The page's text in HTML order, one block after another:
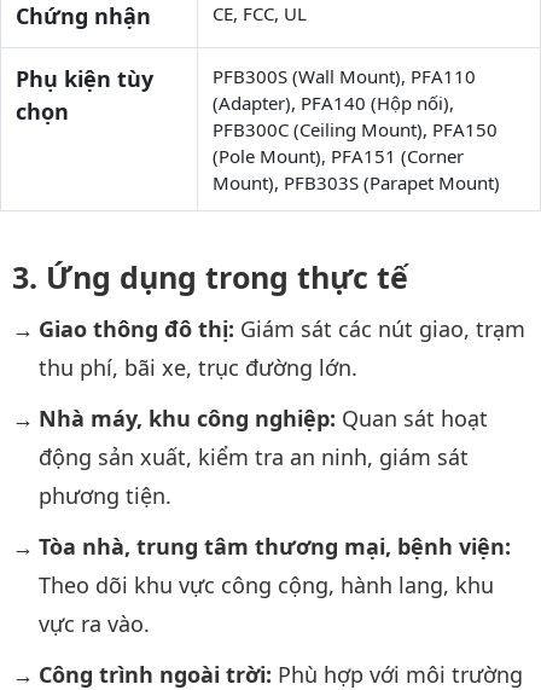
Chứng nhận CE, FCC, UL
Phụ kiện tùy
chọn
PFB300S (Wall Mount), PFA110
(Adapter), PFA140 (Hộp nối),
PFB300C (Ceiling Mount), PFA150
(Pole Mount), PFA151 (Corner
Mount), PFB303S (Parapet Mount)
Ứng dụng trong thực tế
Giao thông đô thị: Giám sát các nút giao, trạm
thu phí, bãi xe, trục đường lớn.
Nhà máy, khu công nghiệp: Quan sát hoạt
động sản xuất, kiểm tra an ninh, giám sát
phương tiện.
Tòa nhà, trung tâm thương mại, bệnh viện:
Theo dõi khu vực công cộng, hành lang, khu
vực ra vào.
Công trình ngoài trời: Phù hợp với môi trường